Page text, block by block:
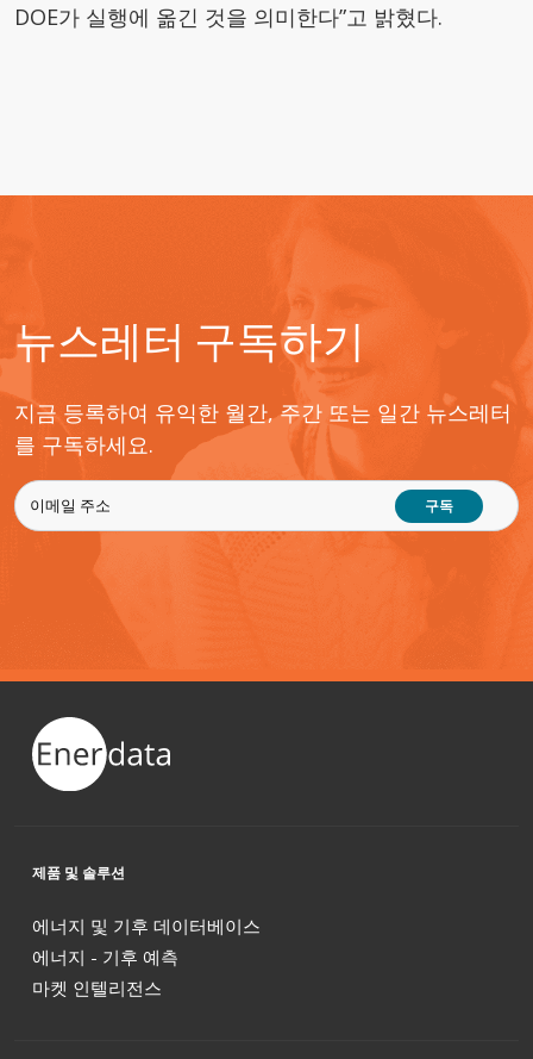
DOE가 실행에 옮긴 것을 의미한다”고 밝혔다.
뉴스레터 구독하기
지금 등록하여 유익한 월간, 주간 또는 일간 뉴스레터
를 구독하세요.
구독
제품 및 솔루션
에너지 및 기후 데이터베이스
에너지 - 기후 예측
마켓 인텔리전스